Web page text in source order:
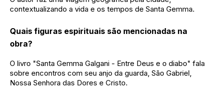
contextualizando a vida e os tempos de Santa Gemma.
Quais figuras espirituais são mencionadas na
obra?
O livro "Santa Gemma Galgani - Entre Deus e o diabo" fala
sobre encontros com seu anjo da guarda, São Gabriel,
Nossa Senhora das Dores e Cristo.